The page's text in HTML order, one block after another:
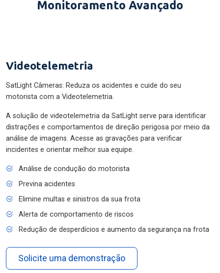
Monitoramento Avançado
Videotelemetria
SatLight Câmeras: Reduza os acidentes e cuide do seu
motorista com a Videotelemetria.
A solução de videotelemetria da SatLight serve para identificar
distrações e comportamentos de direção perigosa por meio da
análise de imagens. Acesse as gravações para verificar
incidentes e orientar melhor sua equipe.
Análise de condução do motorista
Previna acidentes
Elimine multas e sinistros da sua frota
Alerta de comportamento de riscos
Redução de desperdícios e aumento da segurança na frota
Solicite uma demonstração